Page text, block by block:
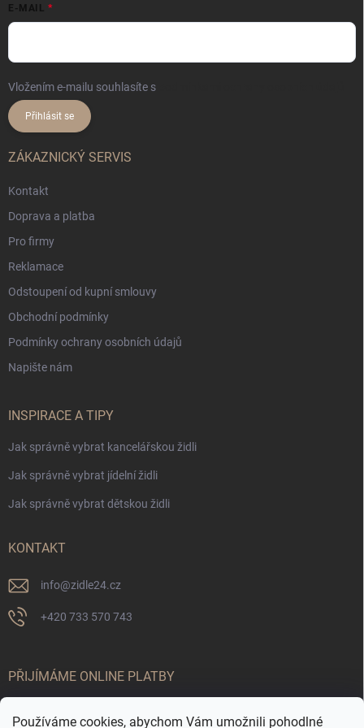
Používáme cookies, abychom Vám umožnili pohodlné
E-MAIL
Vložením e-mailu souhlasíte s
Přihlásit se
ZÁKAZNICKÝ SERVIS
Kontakt
Doprava a platba
Pro firmy
Reklamace
Odstoupení od kupní smlouvy
Obchodní podmínky
Podmínky ochrany osobních údajů
Napište nám
INSPIRACE A TIPY
Jak správně vybrat kancelářskou židli
Jak správně vybrat jídelní židli
Jak správně vybrat dětskou židli
KONTAKT
info@zidle24.cz
+420 733 570 743
PŘIJÍMÁME ONLINE PLATBY